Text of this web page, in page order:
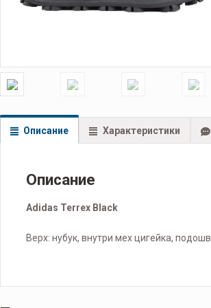
Описание Характеристики
Описание
Adidas Terrex Black
Верх: нубук, внутри мех цигейка,